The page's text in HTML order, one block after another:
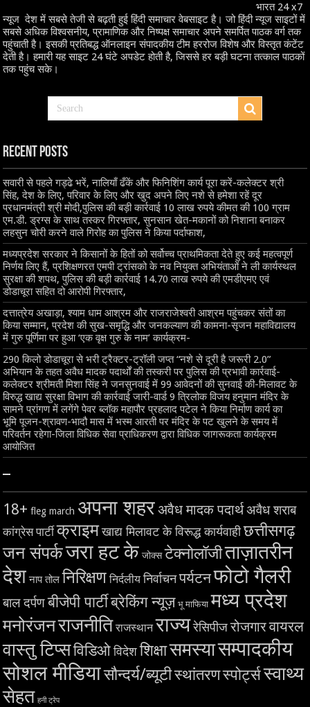
भारत 24 x7
न्यूज देश में सबसे तेजी से बढ़ती हुई हिंदी समाचार वेबसाइट है। जो हिंदी न्यूज साइटों में
सबसे अधिक विश्वसनीय, प्रामाणिक और निष्पक्ष समाचार अपने समर्पित पाठक वर्ग तक
पहुंचाती है। इसकी प्रतिबद्ध ऑनलाइन संपादकीय टीम हररोज विशेष और विस्तृत कंटेंट
देती है। हमारी यह साइट 24 घंटे अपडेट होती है, जिससे हर बड़ी घटना तत्काल पाठकों
तक पहुंच सके।
Recent Posts
सवारी से पहले गड्ढे भरें, नालियाँ ढँकें और फिनिशिंग कार्य पूरा करें-कलेक्टर श्री
सिंह, देश के लिए, परिवार के लिए और खुद अपने लिए नशे से हमेशा रहें दूर
प्रधानमंत्री श्री मोदी,पुलिस की बड़ी कार्रवाई 10 लाख रुपये कीमत की 100 ग्राम
एम.डी. ड्रग्स के साथ तस्कर गिरफ्तार, सुनसान खेत-मकानों को निशाना बनाकर
लहसुन चोरी करने वाले गिरोह का पुलिस ने किया पर्दाफाश,
मध्यप्रदेश सरकार ने किसानों के हितों को सर्वोच्च प्राथमिकता देते हुए कई महत्वपूर्ण
निर्णय लिए हैं, प्रशिक्षणरत एमपी ट्रांसको के नव नियुक्त अभियंताओं ने ली कार्यस्थल
सुरक्षा की शपथ, पुलिस की बड़ी कार्रवाई 14.70 लाख रुपये की एमडीएमए एवं
डोडाचूरा सहित दो आरोपी गिरफ्तार,
दत्तात्रेय अखाड़ा, श्याम धाम आश्रम और राजराजेश्वरी आश्रम पहुंचकर संतों का
किया सम्मान, प्रदेश की सुख-समृद्धि और जनकल्याण की कामना-सृजन महाविद्यालय
में गुरु पूर्णिमा पर हुआ ‘एक वृक्ष गुरु के नाम’ कार्यक्रम-
290 किलो डोडाचूरा से भरी ट्रैक्टर-ट्रॉली जप्त “नशे से दूरी है जरूरी 2.0”
अभियान के तहत अवैध मादक पदार्थों की तस्करी पर पुलिस की प्रभावी कार्रवाई-
कलेक्टर श्रीमती मिशा सिंह ने जनसुनवाई में 99 आवेदनों की सुनवाई की-मिलावट के
विरुद्ध खाद्य सुरक्षा विभाग की कार्रवाई जारी-वार्ड 9 त्रिलोक विजय हनुमान मंदिर के
सामने प्रांगण में लगेंगे पेवर ब्लॉक महापौर प्रहलाद पटेल ने किया निर्माण कार्य का
भूमि पूजन-श्रावण-भादौ मास में भस्म आरती पर मंदिर के पट खुलने के समय में
परिवर्तन रहेगा-जिला विधिक सेवा प्राधिकरण द्वारा विधिक जागरूकता कार्यक्रम
आयोजित
–
18+ fleg march अपना शहरअवैध मादक पदार्थअवैध शराब
कांग्रेस पार्टी क्राइमखाद्य मिलावट के विरूद्ध कार्यवाहीछत्तीसगढ़
जन संपर्कजरा हट के जोक्स टेक्नोलॉजीताज़ातरीन
देश नाप तोल निरिक्षण निर्दलीय निर्वाचनपर्यटनफोटो गैलरी
बाल दर्पणबीजेपी पार्टीब्रेकिंग न्यूज़ भू माफिया मध्य प्रदेश
मनोरंजनराजनीति राजस्थान राज्यरेसिपीज रोजगारवायरल
वास्तु टिप्सविडिओ विदेश शिक्षासमस्यासम्पादकीय
सोशल मीडियासौन्दर्य/ब्यूटीस्थांतरणस्पोर्ट्सस्वाथ्य
सेहत हनी ट्रेप